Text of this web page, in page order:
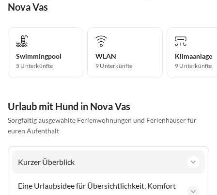
Nova Vas
Swimmingpool
5 Unterkünfte
WLAN
9 Unterkünfte
Klimaanlage
9 Unterkünfte
Urlaub mit Hund in Nova Vas
Sorgfältig ausgewählte Ferienwohnungen und Ferienhäuser für
euren Aufenthalt
Kurzer Überblick
Eine Urlaubsidee für Übersichtlichkeit, Komfort